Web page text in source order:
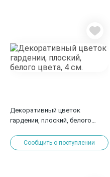
Декоративный цветок
гардении, плоский, белого
Сообщить о поступлении